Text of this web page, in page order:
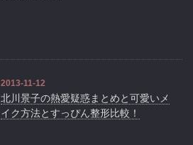
2013-11-12
北川景子の熱愛疑惑まとめと可愛いメ
イク方法とすっぴん整形比較！